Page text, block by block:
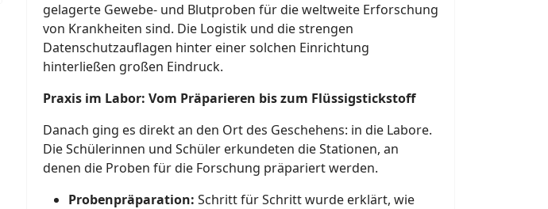
gelagerte Gewebe- und Blutproben für die weltweite Erforschung
von Krankheiten sind. Die Logistik und die strengen
Datenschutzauflagen hinter einer solchen Einrichtung
hinterließen großen Eindruck.
Praxis im Labor: Vom Präparieren bis zum Flüssigstickstoff
Danach ging es direkt an den Ort des Geschehens: in die Labore.
Die Schülerinnen und Schüler erkundeten die Stationen, an
denen die Proben für die Forschung präpariert werden.
Probenpräparation: Schritt für Schritt wurde erklärt, wie